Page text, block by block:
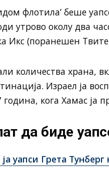
флотила’ беше
утрово околу два
Икс (поранешен
количества храна,
Израел ја
година, кога Хамас ја
да биде
уапси Грета